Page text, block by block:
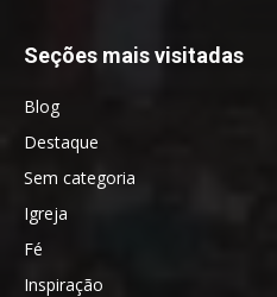
Seções mais visitadas
Blog
Destaque
Sem categoria
Igreja
Fé
Inspiração